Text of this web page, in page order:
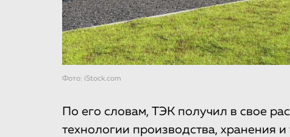
Фото: iStock.com
По его словам, ТЭК получил в свое
технологии производства, хранения